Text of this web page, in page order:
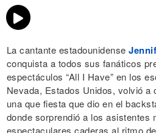
La cantante estadounidense
conquista a todos sus fanáticos
espectáculos “All I Have” en los
Nevada, Estados Unidos, volvió a
una que fiesta que dio en el
donde sorprendió a los asistentes